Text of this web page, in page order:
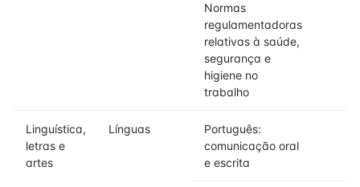
Normas
regulamentadoras
relativas à saúde,
segurança e
higiene no
trabalho
Linguística,
letras e
artes
Línguas
Português:
comunicação oral
e escrita